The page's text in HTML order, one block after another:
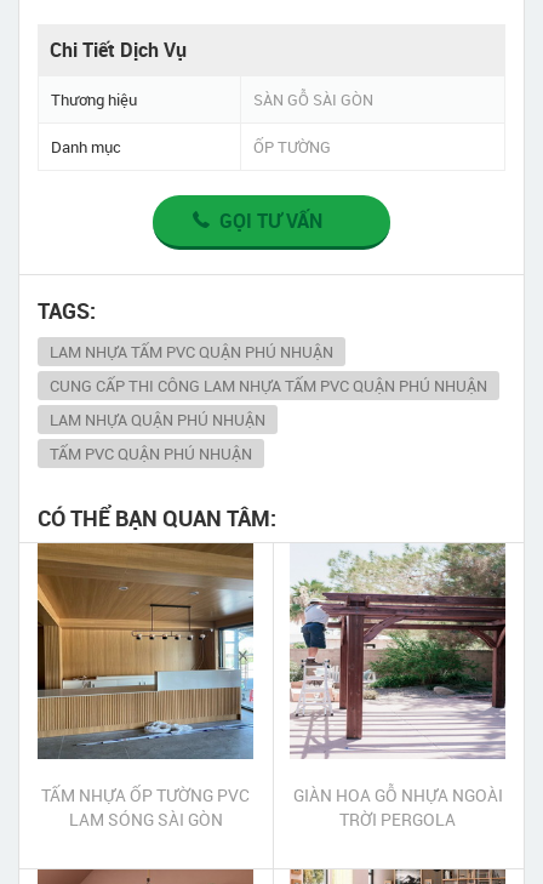
Chi Tiết Dịch Vụ
Thương hiệu SÀN GỖ SÀI GÒN
Danh mục ỐP TƯỜNG
GỌI TƯ VẤN
TAGS:
LAM NHỰA TẤM PVC QUẬN PHÚ NHUẬN
CUNG CẤP THI CÔNG LAM NHỰA TẤM PVC QUẬN PHÚ NHUẬN
LAM NHỰA QUẬN PHÚ NHUẬN
TẤM PVC QUẬN PHÚ NHUẬN
CÓ THỂ BẠN QUAN TÂM:
TẤM NHỰA ỐP TƯỜNG PVC
LAM SÓNG SÀI GÒN
GIÀN HOA GỖ NHỰA NGOÀI
TRỜI PERGOLA